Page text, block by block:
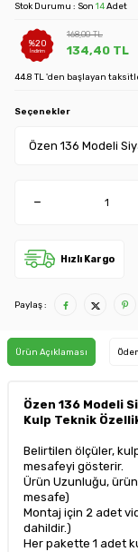
Stok Durumu : Son 14Adet
%20
İndirim
168,00TL
134,40 TL
44.8 TL 'den başlayan
Seçenekler
Hızlı Kargo
Paylaş :
Ürün Açıklaması
Özen 136 Modeli
Kulp Teknik
Belirtilen ölçüler,
mesafeyi gösterir.
Ürün Uzunluğu,
mesafe)
Montaj için 2 adet
dahildir.)
Her pakette 1 adet